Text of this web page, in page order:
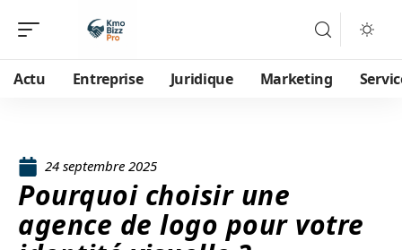
Actu Entreprise Juridique Marketing
24 septembre 2025
Pourquoi choisir une
agence de logo pour votre